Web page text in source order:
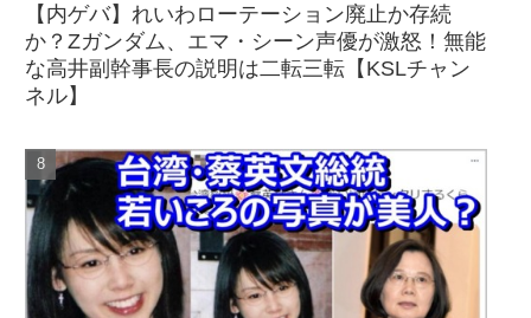
【内ゲバ】れいわローテーション廃止か存続
か？Zガンダム、エマ・シーン声優が激怒！無能
な高井副幹事長の説明は二転三転【KSLチャン
ネル】